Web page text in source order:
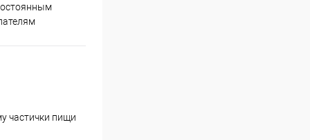
частички пищи